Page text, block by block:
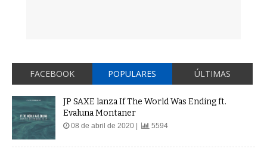
FACEBOOK POPULARES ÚLTIMAS
JP SAXE lanza If The World Was Ending ft.
Evaluna Montaner
08 de abril de 2020 | 5594